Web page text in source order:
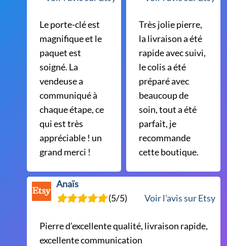
Le porte-clé est
magnifique et le
paquet est
soigné. La
vendeuse a
communiqué à
chaque étape, ce
qui est très
appréciable ! un
grand merci !
Très jolie pierre,
la livraison a été
rapide avec suivi,
le colis a été
préparé avec
beaucoup de
soin, tout a été
parfait, je
recommande
cette boutique.
Anaïs
(5/5)
Voir l’avis sur Etsy
Pierre d’excellente qualité, livraison rapide,
excellente communication